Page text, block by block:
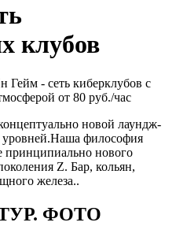
клубов
Гейм - сеть киберклубов с
от 80 руб./час
новой лаундж-
уровней.Наша философия
принципиально нового
Z. Бар, кольян,
железа..
ФОТО